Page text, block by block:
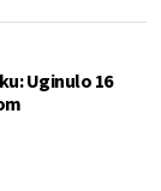
Uginulo 16